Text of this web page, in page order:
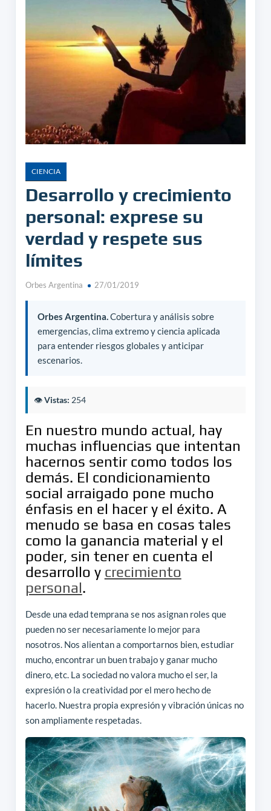
CIENCIA
Desarrollo y crecimiento
personal: exprese su
verdad y respete sus
límites
Orbes Argentina 27/01/2019
Orbes Argentina.Cobertura y análisis sobre
emergencias, clima extremo y ciencia aplicada
para entender riesgos globales y anticipar
escenarios.
👁️Vistas: 254
En nuestro mundo actual, hay
muchas influencias que intentan
hacernos sentir como todos los
demás. El condicionamiento
social arraigado pone mucho
énfasis en el hacer y el éxito. A
menudo se basa en cosas tales
como la ganancia material y el
poder, sin tener en cuenta el
desarrollo y crecimiento
personal.
Desde una edad temprana se nos asignan roles que
pueden no ser necesariamente lo mejor para
nosotros. Nos alientan a comportarnos bien, estudiar
mucho, encontrar un buen trabajo y ganar mucho
dinero, etc. La sociedad no valora mucho el ser, la
expresión o la creatividad por el mero hecho de
hacerlo. Nuestra propia expresión y vibración únicas no
son ampliamente respetadas.